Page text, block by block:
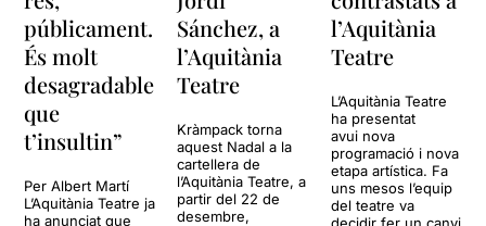
públicament.
És molt
desagradable
que
t’insultin”
Per Albert Martí
L’Aquitània Teatre ja
ha anunciat que
Sánchez, a
l’Aquitània
Teatre
Kràmpack torna
aquest Nadal a la
cartellera de
l’Aquitània Teatre, a
partir del 22 de
desembre,
l’Aquitània
Teatre
L’Aquitània Teatre
ha presentat
avui nova
programació i nova
etapa artística. Fa
uns mesos l’equip
del teatre va
decidir fer un canvi